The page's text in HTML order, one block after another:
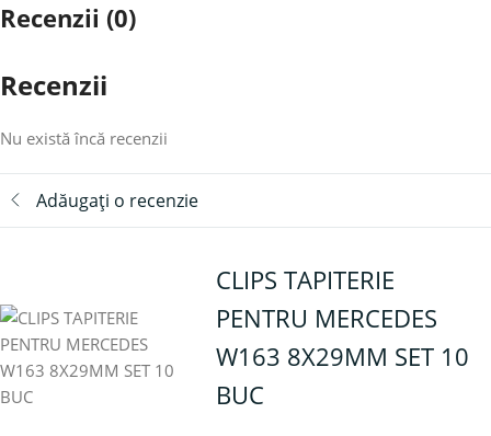
Recenzii (0)
Recenzii
Nu există încă recenzii
Adăugați o recenzie
CLIPS TAPITERIE
PENTRU MERCEDES
W163 8X29MM SET 10
BUC